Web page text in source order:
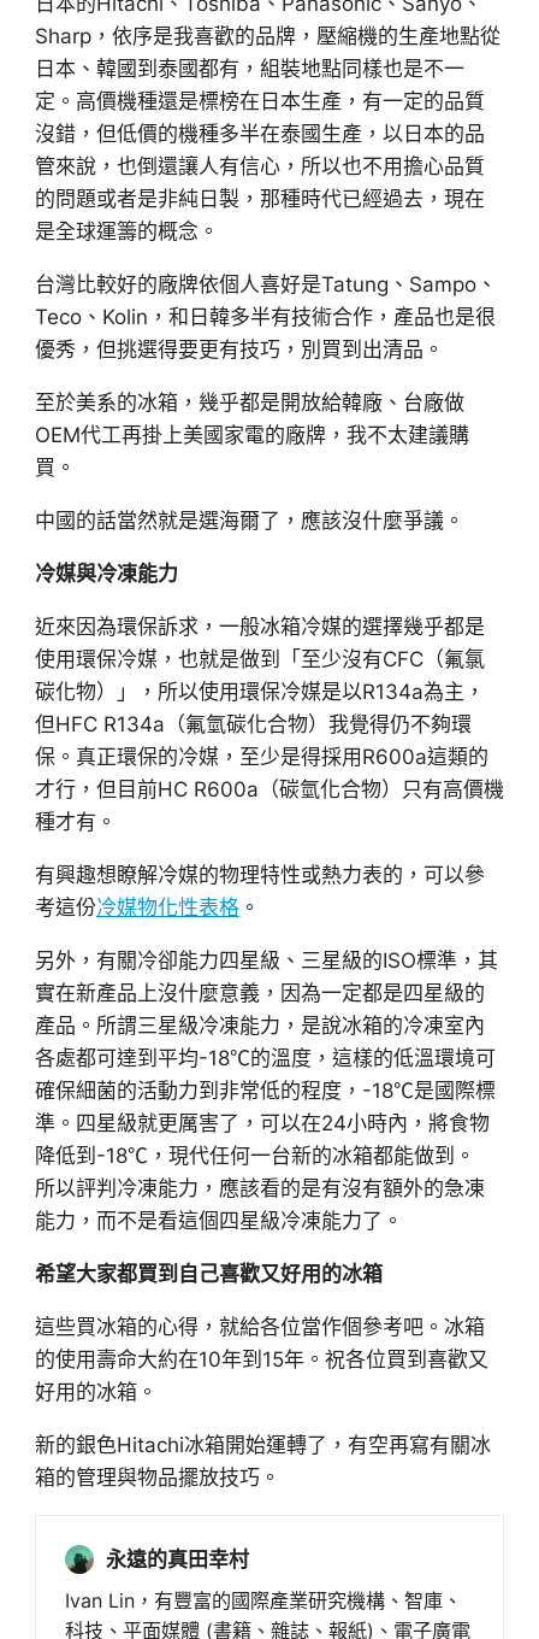
Sharp，依序是我喜歡的品牌，壓縮機的生產地點從
日本、韓國到泰國都有，組裝地點同樣也是不一
定。高價機種還是標榜在日本生產，有一定的品質
沒錯，但低價的機種多半在泰國生產，以日本的品
管來說，也倒還讓人有信心，所以也不用擔心品質
的問題或者是非純日製，那種時代已經過去，現在
是全球運籌的概念。
台灣比較好的廠牌依個人喜好是Tatung、Sampo、
Teco、Kolin，和日韓多半有技術合作，產品也是很
優秀，但挑選得要更有技巧，別買到出清品。
至於美系的冰箱，幾乎都是開放給韓廠、台廠做
OEM代工再掛上美國家電的廠牌，我不太建議購
買。
中國的話當然就是選海爾了，應該沒什麼爭議。
冷媒與冷凍能力
近來因為環保訴求，一般冰箱冷媒的選擇幾乎都是
使用環保冷媒，也就是做到「至少沒有CFC（氟氯
碳化物）」，所以使用環保冷媒是以R134a為主，
但HFC R134a（氟氫碳化合物）我覺得仍不夠環
保。真正環保的冷媒，至少是得採用R600a這類的
才行，但目前HC R600a（碳氫化合物）只有高價機
種才有。
有興趣想瞭解冷媒的物理特性或熱力表的，可以參
考這份冷媒物化性表格。
另外，有關冷卻能力四星級、三星級的ISO標準，其
實在新產品上沒什麼意義，因為一定都是四星級的
產品。所謂三星級冷凍能力，是說冰箱的冷凍室內
各處都可達到平均-18℃的溫度，這樣的低溫環境可
確保細菌的活動力到非常低的程度，-18℃是國際標
準。四星級就更厲害了，可以在24小時內，將食物
降低到-18℃，現代任何一台新的冰箱都能做到。
所以評判冷凍能力，應該看的是有沒有額外的急凍
能力，而不是看這個四星級冷凍能力了。
希望大家都買到自己喜歡又好用的冰箱
這些買冰箱的心得，就給各位當作個參考吧。冰箱
的使用壽命大約在10年到15年。祝各位買到喜歡又
好用的冰箱。
新的銀色Hitachi冰箱開始運轉了，有空再寫有關冰
箱的管理與物品擺放技巧。
永遠的真田幸村
Ivan Lin，有豐富的國際產業研究機構、智庫、
科技、平面媒體 (書籍、雜誌、報紙)、電子廣電